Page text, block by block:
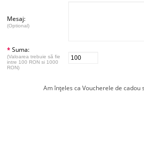
Mesaj:
(Optional)
* Suma:
(Valoarea trebuie să fie
intre 100 RON si 1000
RON)
Am înţeles ca Voucherele de